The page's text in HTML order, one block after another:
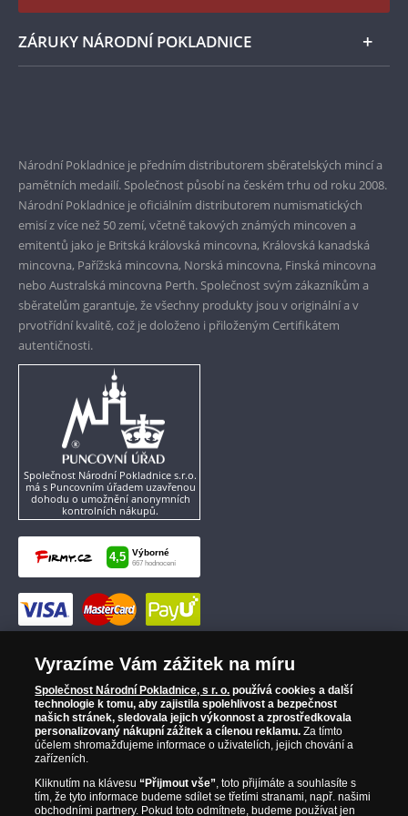
ZÁRUKY NÁRODNÍ POKLADNICE
Garance nejvyšší kvality
Pouze originální produkty
Národní Pokladnice je předním distributorem sběratelských mincí a
pamětních medailí. Společnost působí na českém trhu od roku 2008.
Národní Pokladnice je oficiálním distributorem numismatických
emisí z více než 50 zemí, včetně takových známých mincoven a
emitentů jako je Britská královská mincovna, Královská kanadská
mincovna, Pařížská mincovna, Norská mincovna, Finská mincovna
nebo Australská mincovna Perth. Společnost svým zákazníkům a
sběratelům garantuje, že všechny produkty jsou v originální a v
prvotřídní kvalitě, což je doloženo i přiloženým Certifikátem
autentičnosti.
Společnost Národní Pokladnice s.r.o.
má s Puncovním úřadem uzavřenou
dohodu o umožnění anonymních
kontrolních nákupů.
Vyrazíme Vám zážitek na míru
Společnost Národní Pokladnice, s r. o. používá cookies a další
technologie k tomu, aby zajistila spolehlivost a bezpečnost
našich stránek, sledovala jejich výkonnost a zprostředkovala
personalizovaný nákupní zážitek a cílenou reklamu. Za tímto
účelem shromažďujeme informace o uživatelích, jejich chování a
zařízeních.
Kliknutím na klávesu“Přijmout vše”, toto přijímáte a souhlasíte s
tím, že tyto informace budeme sdílet se třetími stranami, např. našimi
obchodními partnery. Pokud toto odmítnete, budeme používat jen